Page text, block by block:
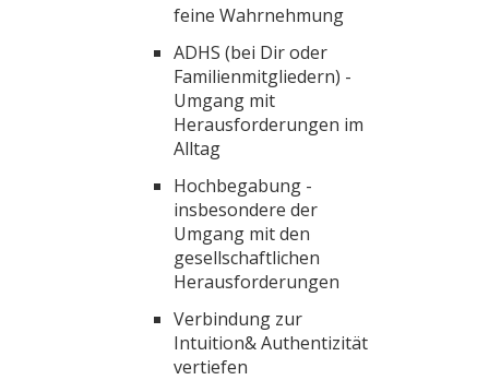
feine Wahrnehmung
ADHS (bei Dir oder
Familienmitgliedern) -
Umgang mit
Herausforderungen im
Alltag
Hochbegabung -
insbesondere der
Umgang mit den
gesellschaftlichen
Herausforderungen
Verbindung zur
Intuition& Authentizität
vertiefen